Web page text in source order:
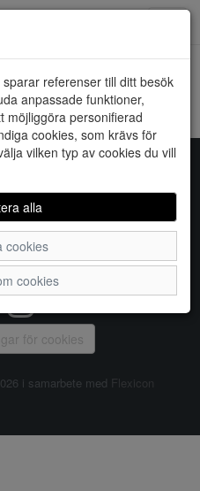
referenser till ditt besök
anpassade funktioner,
möjliggöra personifierad
cookies, som krävs för
vilken typ av cookies du vill
alla
cookies
cookies
AB
Telefon:
Kontakta oss
för cookies
i samarbete med Flexicon